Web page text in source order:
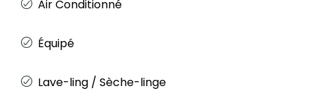
Air Conditionné
Équipé
Lave-ling / Sèche-linge